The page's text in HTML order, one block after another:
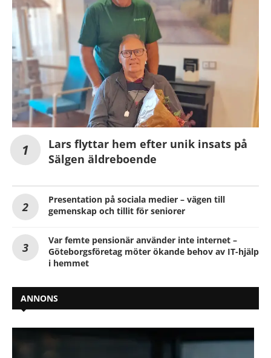
Lars flyttar hem efter unik insats på
Sälgen äldreboende
Presentation på sociala medier – vägen till
gemenskap och tillit för seniorer
Var femte pensionär använder inte internet –
Göteborgsföretag möter ökande behov av IT-hjälp
i hemmet
ANNONS